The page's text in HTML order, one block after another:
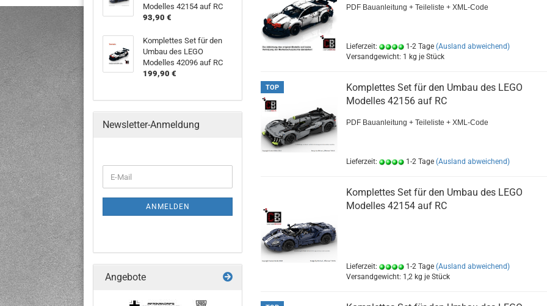
PDF Bauanleitung + Teileliste + XML-Code
Lieferzeit: 1-2 Tage (Ausland abweichend)
Versandgewicht: 1 kg je Stück
TOP
Komplettes Set für den Umbau des LEGO
Modelles 42156 auf RC
PDF Bauanleitung + Teileliste + XML-Code
Lieferzeit: 1-2 Tage (Ausland abweichend)
Komplettes Set für den Umbau des LEGO
Modelles 42154 auf RC
Lieferzeit: 1-2 Tage (Ausland abweichend)
Versandgewicht: 1,2 kg je Stück
Modelles 42154 auf RC
93,90 €
Komplettes Set für den
Umbau des LEGO
Modelles 42096 auf RC
199,90 €
Newsletter-Anmeldung
ANMELDEN
Angebote